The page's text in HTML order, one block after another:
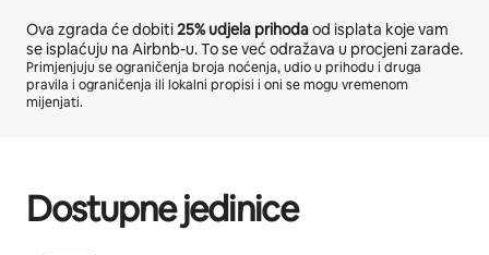
Ova zgrada će dobiti25%udjela prihodaod isplata koje vam
se isplaćuju na Airbnb-u. To se već odražava u procjeni zarade.
Primjenjuju se ograničenja broja noćenja, udio u prihodu i druga
pravila i ograničenja ili lokalni propisi i oni se mogu vremenom
mijenjati.
Dostupne jedinice